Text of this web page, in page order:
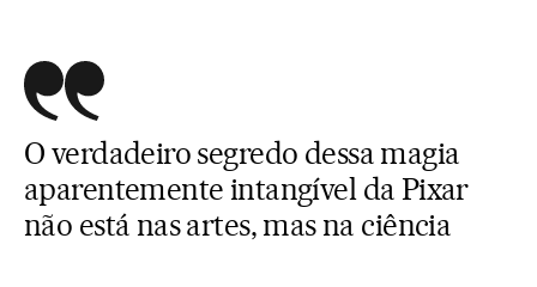
O verdadeiro segredo dessa magia
aparentemente intangível da Pixar
não está nas artes, mas na ciência